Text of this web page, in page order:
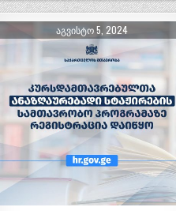
ᲐᲒᲕᲘᲡᲢᲝ 5, 2024